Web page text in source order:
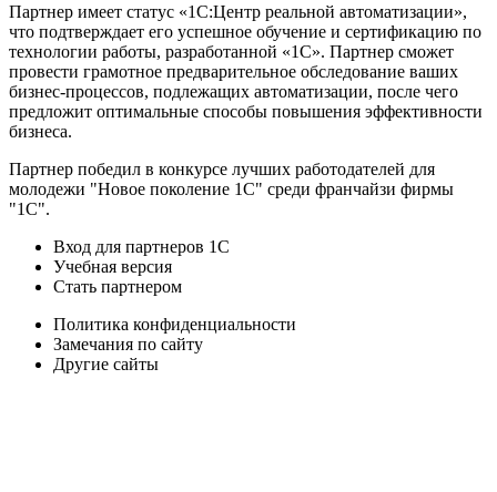
Партнер имеет статус «1С:Центр реальной автоматизации»,
что подтверждает его успешное обучение и сертификацию по
технологии работы, разработанной «1С». Партнер сможет
провести грамотное предварительное обследование ваших
бизнес-процессов, подлежащих автоматизации, после чего
предложит оптимальные способы повышения эффективности
бизнеса.
Партнер победил в конкурсе лучших работодателей для
молодежи "Новое поколение 1С" среди франчайзи фирмы
"1С".
Вход для партнеров 1С
Учебная версия
Стать партнером
Политика конфиденциальности
Замечания по сайту
Другие сайты